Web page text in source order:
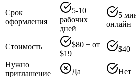
Срок
оформления
5-10
рабочих
дней
5
онлайн
Стоимость
$80 + от
$19
$40
Нужно
приглашение
Да Нет